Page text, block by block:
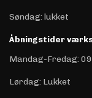
Søndag: lukket
Åbningstider
Mandag-Fredag:
Lørdag: Lukket